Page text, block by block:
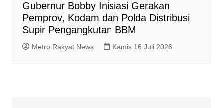
Gubernur Bobby Inisiasi Gerakan
Pemprov, Kodam dan Polda Distribusi
Supir Pengangkutan BBM
Metro Rakyat News Kamis 16 Juli 2026